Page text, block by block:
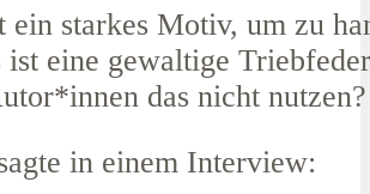
ein starkes Motiv, um zu
ist eine gewaltige
das nicht nutzen?
in einem Interview: